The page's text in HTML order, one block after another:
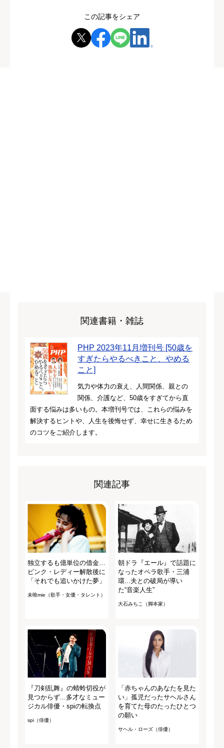
この記事をシェア
関連書籍・雑誌
PHP 2023年11月増刊号 [50歳を
すぎたらやるべきこと、やめる
こと]
気力や体力の衰え、人間関係、親との
関係、介護など、50歳をすぎてから直
面する悩みは多いもの。本増刊号では、これらの悩みを
解決するヒントや、人生を後悔せず、幸せに生きるため
のコツをご紹介します。
関連記事
独立するも億単位の借金…
ピンク・レディー解散後に
「それでも追いかけた夢」
未唯mie（歌手・女優・タレント）
朝ドラ『エール』で話題に
なったオペラ歌手・三浦
環...夫との破局が導い
た“音楽人生”
大石みちこ（脚本家）
『刀剣乱舞』の蜻蛉切役が
見つからず...多才なミュー
ジカル俳優・spiの転換点
spi（俳優）
「赤ちゃんのあなたを見た
い」孤児だったサヘルさん
を育てた母のたったひとつ
の願い
サヘル・ローズ（俳優）